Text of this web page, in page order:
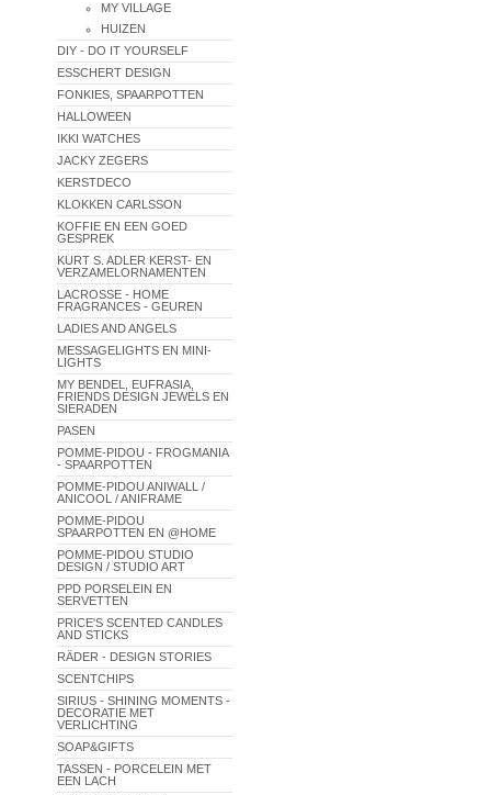
MY VILLAGE
HUIZEN
DIY - DO IT YOURSELF
ESSCHERT DESIGN
FONKIES, SPAARPOTTEN
HALLOWEEN
IKKI WATCHES
JACKY ZEGERS
KERSTDECO
KLOKKEN CARLSSON
KOFFIE EN EEN GOED
GESPREK
KURT S. ADLER KERST- EN
VERZAMELORNAMENTEN
LACROSSE - HOME
FRAGRANCES - GEUREN
LADIES AND ANGELS
MESSAGELIGHTS EN MINI-
LIGHTS
MY BENDEL, EUFRASIA,
FRIENDS DESIGN JEWELS EN
SIERADEN
PASEN
POMME-PIDOU - FROGMANIA
- SPAARPOTTEN
POMME-PIDOU ANIWALL /
ANICOOL / ANIFRAME
POMME-PIDOU
SPAARPOTTEN EN @HOME
POMME-PIDOU STUDIO
DESIGN / STUDIO ART
PPD PORSELEIN EN
SERVETTEN
PRICE'S SCENTED CANDLES
AND STICKS
RÄDER - DESIGN STORIES
SCENTCHIPS
SIRIUS - SHINING MOMENTS -
DECORATIE MET
VERLICHTING
SOAP&GIFTS
TASSEN - PORCELEIN MET
EEN LACH